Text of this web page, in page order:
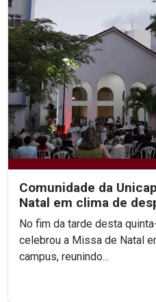
Comunidade da
Natal em clima de
Pedro Rubens
No fim da tarde desta
celebrou a Missa de Natal
campus, reunindo...